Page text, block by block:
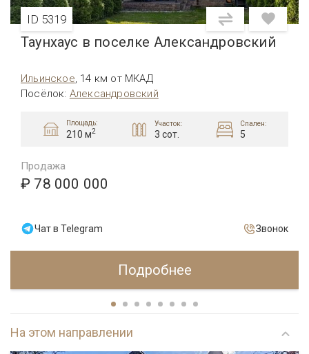
ID 5319
Таунхаус в поселке Александровский
Ильинское, 14 км от МКАД
Посёлок: Александровский
Площадь:
210 м2
Участок:
3 сот.
Спален:
5
Продажа
₽ 78 000 000
Чат в Telegram Звонок
Подробнее
На этом направлении